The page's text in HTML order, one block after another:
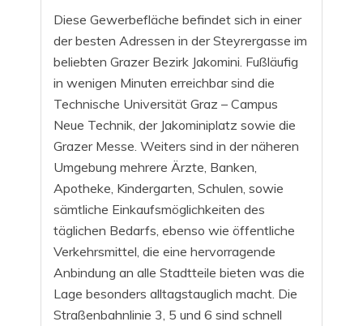
Diese Gewerbefläche befindet sich in einer
der besten Adressen in der Steyrergasse im
beliebten Grazer Bezirk Jakomini. Fußläufig
in wenigen Minuten erreichbar sind die
Technische Universität Graz – Campus
Neue Technik, der Jakominiplatz sowie die
Grazer Messe. Weiters sind in der näheren
Umgebung mehrere Ärzte, Banken,
Apotheke, Kindergarten, Schulen, sowie
sämtliche Einkaufsmöglichkeiten des
täglichen Bedarfs, ebenso wie öffentliche
Verkehrsmittel, die eine hervorragende
Anbindung an alle Stadtteile bieten was die
Lage besonders alltagstauglich macht. Die
Straßenbahnlinie 3, 5 und 6 sind schnell